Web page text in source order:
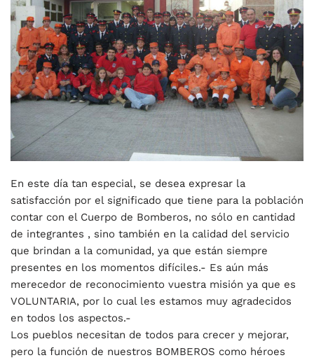
En este día tan especial, se desea expresar la
satisfacción por el significado que tiene para la población
contar con el Cuerpo de Bomberos, no sólo en cantidad
de integrantes , sino también en la calidad del servicio
que brindan a la comunidad, ya que están siempre
presentes en los momentos difíciles.- Es aún más
merecedor de reconocimiento vuestra misión ya que es
VOLUNTARIA, por lo cual les estamos muy agradecidos
en todos los aspectos.-
Los pueblos necesitan de todos para crecer y mejorar,
pero la función de nuestros BOMBEROS como héroes